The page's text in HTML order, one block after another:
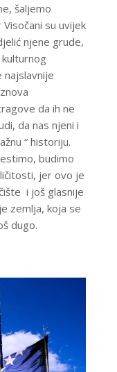
šaljemo
su uvijek
njene grude,
da ih ne
da nas njeni i
“ historiju.
budimo
jer ovo je
i još glasnije
zemlja, koja se
dugo.